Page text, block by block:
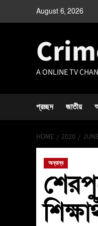
August 6, 2026
A ONLINE TV
প্রচ্ছদ জাতীয়
HOME 2020
অন্যান্য